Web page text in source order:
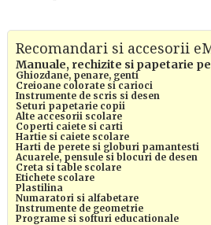
Recomandari si accesorii
Manuale, rechizite si papetarie
Ghiozdane, penare, genti
Creioane colorate si carioci
Instrumente de scris si desen
Seturi papetarie copii
Alte accesorii scolare
Coperti caiete si carti
Hartie si caiete scolare
Harti de perete si globuri pamantesti
Acuarele, pensule si blocuri de desen
Creta si table scolare
Etichete scolare
Plastilina
Numaratori si alfabetare
Instrumente de geometrie
Programe si softuri educationale